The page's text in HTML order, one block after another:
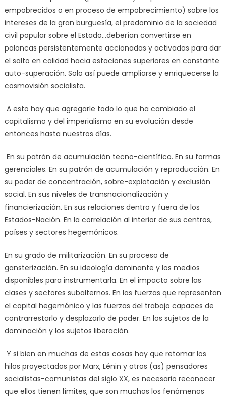
empobrecidos o en proceso de empobrecimiento) sobre los
intereses de la gran burguesía, el predominio de la sociedad
civil popular sobre el Estado…deberían convertirse en
palancas persistentemente accionadas y activadas para dar
el salto en calidad hacia estaciones superiores en constante
auto-superación. Solo así puede ampliarse y enriquecerse la
cosmovisión socialista.
A esto hay que agregarle todo lo que ha cambiado el
capitalismo y del imperialismo en su evolución desde
entonces hasta nuestros días.
En su patrón de acumulación tecno-científico. En su formas
gerenciales. En su patrón de acumulación y reproducción. En
su poder de concentración, sobre-explotación y exclusión
social. En sus niveles de transnacionalización y
financierización. En sus relaciones dentro y fuera de los
Estados-Nación. En la correlación al interior de sus centros,
países y sectores hegemónicos.
En su grado de militarización. En su proceso de
gansterización. En su ideología dominante y los medios
disponibles para instrumentarla. En el impacto sobre las
clases y sectores subalternos. En las fuerzas que representan
el capital hegemónico y las fuerzas del trabajo capaces de
contrarrestarlo y desplazarlo de poder. En los sujetos de la
dominación y los sujetos liberación.
Y si bien en muchas de estas cosas hay que retomar los
hilos proyectados por Marx, Lénin y otros (as) pensadores
socialistas-comunistas del siglo XX, es necesario reconocer
que ellos tienen límites, que son muchos los fenómenos